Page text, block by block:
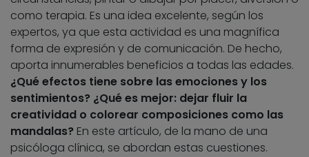
como terapia. Es una idea excelente, según los
expertos, ya que esta actividad es una magnífica
forma de expresión y de comunicación. De hecho,
aporta innumerables beneficios a todas las edades.
¿Qué efectos tiene sobre las emociones y los
sentimientos? ¿Qué es mejor: dejar fluir la
creatividad o colorear composiciones como las
mandalas? En este artículo, de la mano de una
psicóloga clínica, se abordan estas cuestiones.